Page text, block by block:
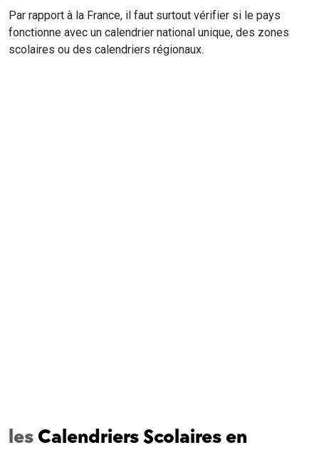
Par rapport à la France, il faut surtout vérifier si le pays
fonctionne avec un calendrier national unique, des zones
scolaires ou des calendriers régionaux.
lesCalendriers Scolaires en